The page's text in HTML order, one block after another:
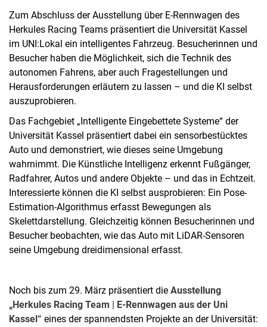
Zum Abschluss der Ausstellung über E-Rennwagen des
Herkules Racing Teams präsentiert die Universität Kassel
im UNI:Lokal ein intelligentes Fahrzeug. Besucherinnen und
Besucher haben die Möglichkeit, sich die Technik des
autonomen Fahrens, aber auch Fragestellungen und
Herausforderungen erläutern zu lassen – und die KI selbst
auszuprobieren.
Das Fachgebiet „Intelligente Eingebettete Systeme“ der
Universität Kassel präsentiert dabei ein sensorbestücktes
Auto und demonstriert, wie dieses seine Umgebung
wahrnimmt. Die Künstliche Intelligenz erkennt Fußgänger,
Radfahrer, Autos und andere Objekte – und das in Echtzeit.
Interessierte können die KI selbst ausprobieren: Ein Pose-
Estimation-Algorithmus erfasst Bewegungen als
Skelettdarstellung. Gleichzeitig können Besucherinnen und
Besucher beobachten, wie das Auto mit LiDAR-Sensoren
seine Umgebung dreidimensional erfasst.
Noch bis zum 29. März präsentiert die Ausstellung
„Herkules Racing Team | E-Rennwagen aus der Uni
Kassel“ eines der spannendsten Projekte an der Universität: